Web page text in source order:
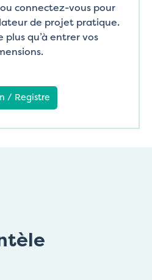
connectez-vous pour
de projet pratique.
plus qu’à entrer vos
/ Registre